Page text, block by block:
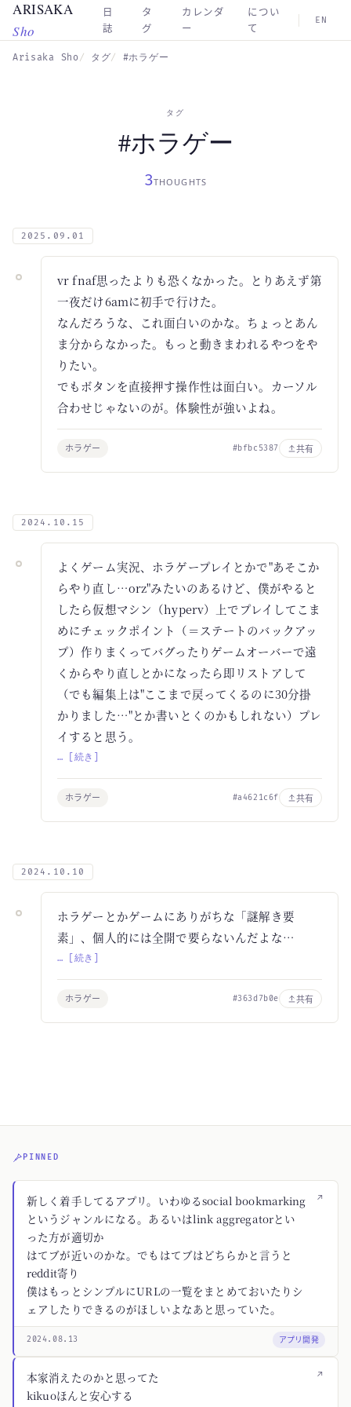
Skip to main content
ARISAKA
Sho
日
誌
タ
グ
カレンダ
ー
につい
て
EN
Arisaka Sho タグ #ホラゲー
タグ
#ホラゲー
3THOUGHTS
2025.09.01
vr fnaf思ったよりも恐くなかった。とりあえず第
一夜だけ6amに初手で行けた。
なんだろうな、これ面白いのかな。ちょっとあん
ま分からなかった。もっと動きまわれるやつをや
りたい。
でもボタンを直接押す操作性は面白い。カーソル
合わせじゃないのが。体験性が強いよね。
ホラゲー #bfbc5387 共有
2024.10.15
よくゲーム実況、ホラゲープレイとかで"あそこか
らやり直し…orz"みたいのあるけど、僕がやると
したら仮想マシン（hyperv）上でプレイしてこま
めにチェックポイント（＝ステートのバックアッ
プ）作りまくってバグったりゲームオーバーで遠
くからやり直しとかになったら即リストアして
（でも編集上は"ここまで戻ってくるのに30分掛
かりました…"とか書いとくのかもしれない）プレ
イすると思う。
… [続き]
ホラゲー #a4621c6f 共有
2024.10.10
ホラゲーとかゲームにありがちな「謎解き要
素」、個人的には全開で要らないんだよな…
… [続き]
ホラゲー #363d7b0e 共有
PINNED
↗
新しく着手してるアプリ。いわゆるsocial bookmarking
というジャンルになる。あるいはlink aggregatorとい
った方が適切か
はてブが近いのかな。でもはてブはどちらかと言うと
reddit寄り
僕はもっとシンプルにURLの一覧をまとめておいたりシ
ェアしたりできるのがほしいよなあと思っていた。
2024.08.13 アプリ開発
↗
本家消えたのかと思ってた
kikuoほんと安心する